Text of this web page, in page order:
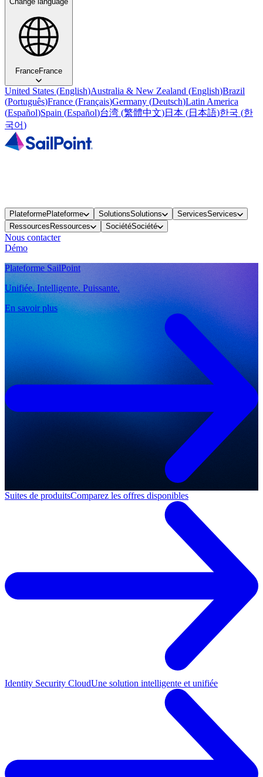
FranceFrance
United States (English)Australia & New Zealand (English)Brazil
(Português)France (Français)Germany (Deutsch)Latin America
(Español)Spain (Español)台湾 (繁體中文)日本 (日本語)한국 (한
국어)
PlateformePlateforme SolutionsSolutions ServicesServices
Ressources Ressources SociétéSociété
Nous contacter
Démo
Plateforme SailPoint
Unifiée. Intelligente. Puissante.
En savoir plus
Suites de produitsComparez les offres disponibles
Identity Security CloudUne solution intelligente et unifiée